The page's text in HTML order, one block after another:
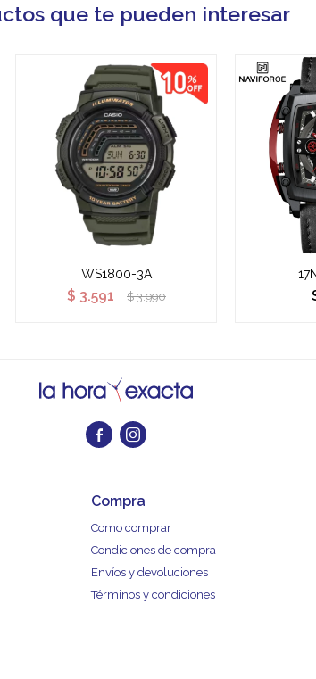
que te pueden interesar
WS1800-3A
$ 3.591 $ 3.990
 
Compra
Como comprar
Condiciones de compra
Envíos y devoluciones
Términos y condiciones